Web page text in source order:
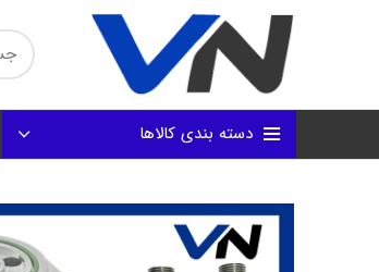
دسته بندی کالاها